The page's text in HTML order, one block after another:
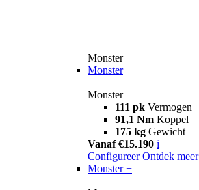
Monster
Monster
Monster
111 pk Vermogen
91,1 Nm Koppel
175 kg Gewicht
Vanaf €15.190 i
Configureer Ontdek meer
Monster +